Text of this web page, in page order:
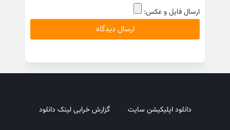
ارسال فایل و عکس:
دانلود اپلیکیشن سایت گزارش خرابی لینک دانلود